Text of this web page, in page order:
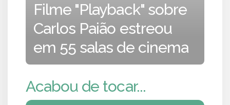
Filme "Playback" sobre
Carlos Paião estreou
em 55 salas de cinema
Acabou de tocar...